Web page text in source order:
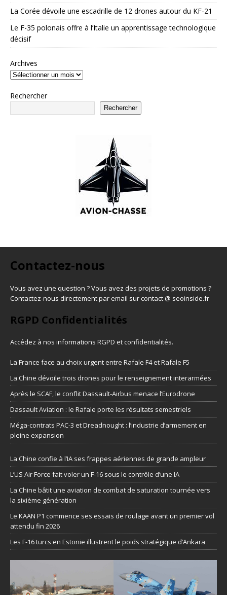
La Corée dévoile une escadrille de 12 drones autour du KF-21
Le F-35 polonais offre à l’Italie un apprentissage technologique
décisif
Archives
Rechercher
Rechercher
Contactez-nous
Vous avez une question ? Vous avez des projets de promotions ?
Contactez-nous directement par email sur contact @ seoinside.fr
RGPD Confidentialités
Accédez à nos informations RGPD et confidentialités.
La France face au choix urgent entre Rafale F4 et Rafale F5
La Chine dévoile trois drones pour le renseignement interarmées
Après le SCAF, le conflit Dassault-Airbus menace l’Eurodrone
Dassault Aviation : le Rafale porte les résultats semestriels
Méga-contrats PAC-3 et Dreadnought : l’industrie d’armement en
pleine expansion
La Chine confie à l’IA ses frappes aériennes de grande ampleur
L’US Air Force fait voler un F-16 sous le contrôle d’une IA
La Chine bâtit une aviation de combat de saturation tournée vers
la sixième génération
Le KAAN P1 commence ses essais de roulage avant un premier vol
attendu fin 2026
Les F-16 turcs en Estonie illustrent le poids stratégique d’Ankara